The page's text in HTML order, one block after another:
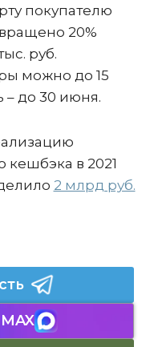
покупателю
20%
руб.
можно до 15
– до 30 июня.
кешбэка в 2021
2 млрд руб.